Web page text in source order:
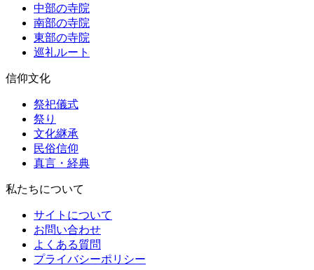
中部の寺院
南部の寺院
東部の寺院
巡礼ルート
信仰文化
祭祀儀式
祭り
文化継承
民俗信仰
真言・経典
私たちについて
サイトについて
お問い合わせ
よくある質問
プライバシーポリシー